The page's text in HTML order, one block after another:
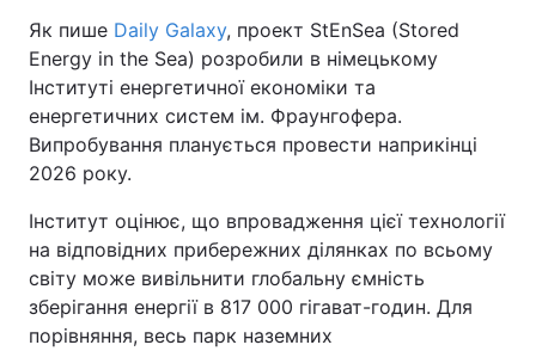
Здоров'я Туризм
Цікавинки Погода
Екологія Регіони
Відео з Youtube Статті
Інтерв'ю
Як пише Daily Galaxy, проект StEnSea (Stored
Energy in the Sea) розробили в німецькому
Інституті енергетичної економіки та
енергетичних систем ім. Фраунгофера.
Випробування планується провести наприкінці
2026 року.
Інститут оцінює, що впровадження цієї технології
на відповідних прибережних ділянках по всьому
світу може вивільнити глобальну ємність
зберігання енергії в 817 000 гігават-годин. Для
порівняння, весь парк наземних